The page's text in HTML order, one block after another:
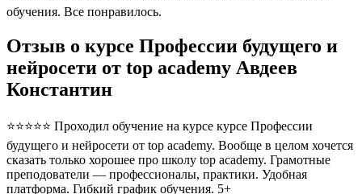
обучения. Все понравилось.
Отзыв о курсе Профессии будущего и
нейросети от top academy Авдеев
Константин
⭐⭐⭐⭐⭐ Проходил обучение на курсе курсе Профессии
будущего и нейросети от top academy. Вообще в целом хочется
сказать только хорошее про школу top academy. Грамотные
преподователи — профессионалы, практики. Удобная
платформа. Гибкий график обучения. 5+